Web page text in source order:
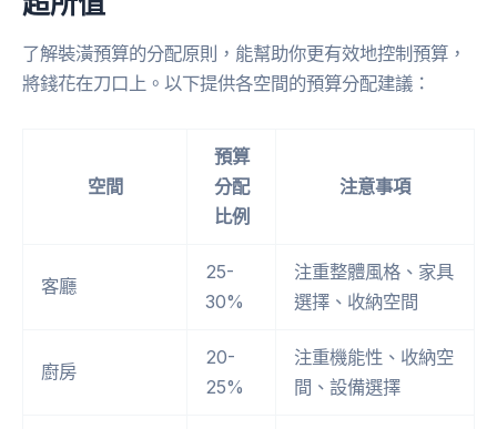
了解裝潢預算的分配原則，能幫助你更有效地控制預算，
將錢花在刀口上。以下提供各空間的預算分配建議：
空間
預算
分配
比例
注意事項
客廳
25-
30%
注重整體風格、家具
選擇、收納空間
廚房
20-
25%
注重機能性、收納空
間、設備選擇